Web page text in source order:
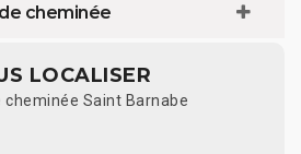
cheminée
LOCALISER
cheminée Saint Barnabe